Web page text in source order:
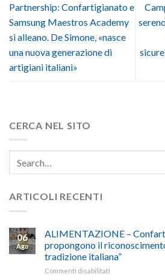
Partnership: Confartigianato e
Samsung Maestros Academy
si alleano. De Simone, «nasce
una nuova generazione di
artigiani italiani»
CERCA NEL SITO
ARTICOLI RECENTI
06
Ago
ALIMENTAZIONE –
propongono il
tradizione italiana”
Commenti disabilitati